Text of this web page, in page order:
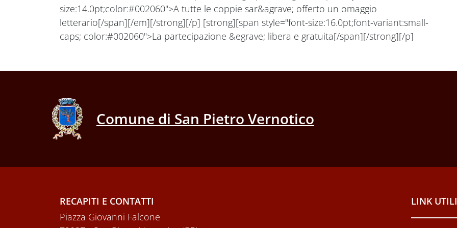
size:14.0pt;color:#002060">A tutte le coppie sar&agrave; offerto un omaggio
letterario[/span][/em][/strong][/p] [strong][span style="font-size:16.0pt;font-variant:small-
caps; color:#002060">La partecipazione &egrave; libera e gratuita[/span][/strong][/p]
Comune di San Pietro Vernotico
RECAPITI E CONTATTI
Piazza Giovanni Falcone
LINK UTILI